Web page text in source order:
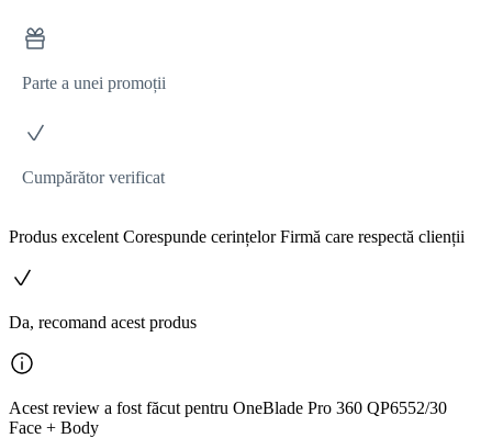
Parte a unei promoții
Cumpărător verificat
Produs excelent Corespunde cerințelor Firmă care respectă clienții
Da, recomand acest produs
Acest review a fost făcut pentru OneBlade Pro 360 QP6552/30
Face + Body